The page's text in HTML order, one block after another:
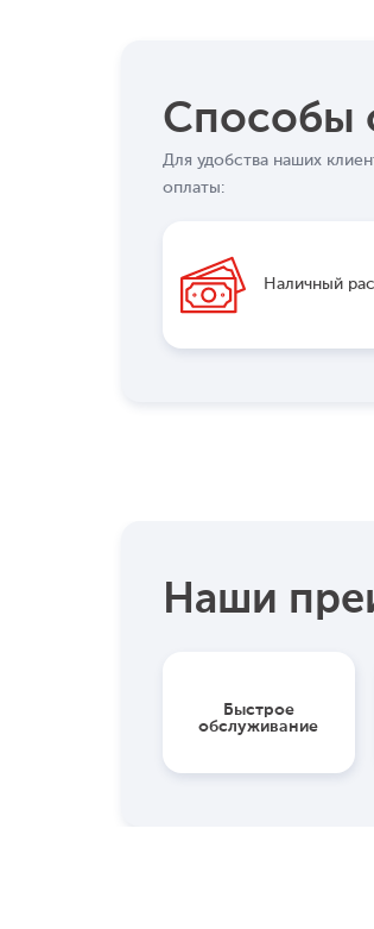
Способы
Для удобства наших
оплаты:
Наличный
Наши
Быстрое
обслуживание